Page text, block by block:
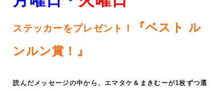
ステッカーをプレゼント！
『ベスト ル
ンルン賞！』
読んだメッセージの中から、エマタケ＆まきむーが1枚ずつ選